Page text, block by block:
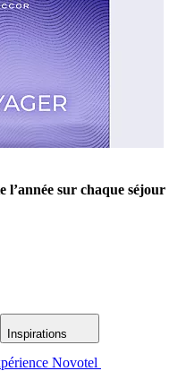
l’année sur chaque séjour
Inspirations
Novotel